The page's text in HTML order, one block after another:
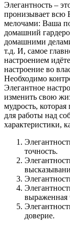
Элегантность –
пронизывает всю
мелочами: Ваша
домашний
домашними
т.д. И, самое
настроением
настроение во
Необходимо
Элегантное
изменить свою
мудрость,
для работы над
характеристики,
точность.
выраженная
доверие.